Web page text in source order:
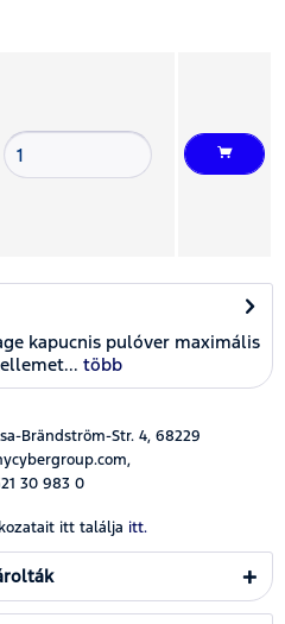
kapucnis pulóver maximális
több
Brändström-Str. 4, 68229
30 983 0
itt találja itt.